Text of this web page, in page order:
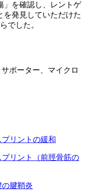
」を確認し、レントゲ
を発見していただけた
でした。
ポーター、マイクロ
リントの緩和
リント（前脛骨筋の
腱鞘炎